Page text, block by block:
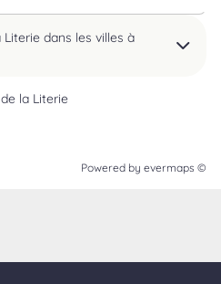
dans les villes à
la Literie
Powered by evermaps ©